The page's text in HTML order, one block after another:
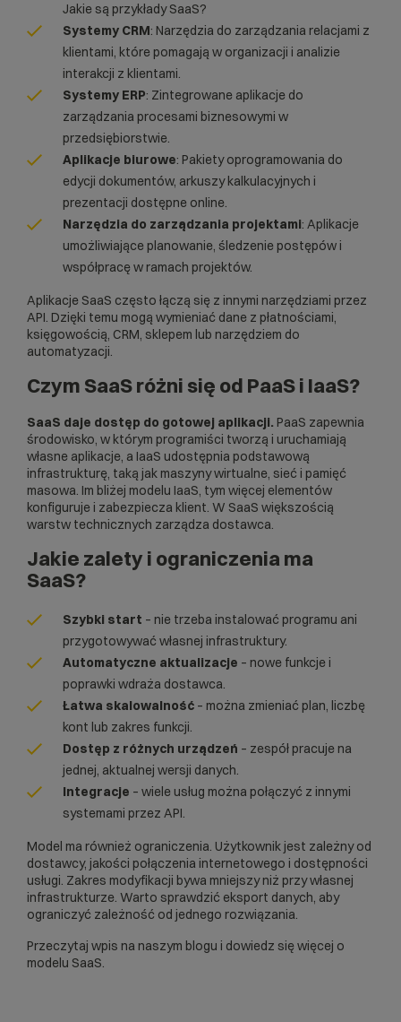
Jakie są przykłady SaaS?
Systemy CRM: Narzędzia do zarządzania relacjami z
klientami, które pomagają w organizacji i analizie
interakcji z klientami.​
Systemy ERP: Zintegrowane aplikacje do
zarządzania procesami biznesowymi w
przedsiębiorstwie.​
Aplikacje biurowe: Pakiety oprogramowania do
edycji dokumentów, arkuszy kalkulacyjnych i
prezentacji dostępne online.​
Narzędzia do zarządzania projektami: Aplikacje
umożliwiające planowanie, śledzenie postępów i
współpracę w ramach projektów.​
Aplikacje SaaS często łączą się z innymi narzędziami przez
API. Dzięki temu mogą wymieniać dane z płatnościami,
księgowością, CRM, sklepem lub narzędziem do
automatyzacji.
Czym SaaS różni się od PaaS i IaaS?
SaaS daje dostęp do gotowej aplikacji. PaaS zapewnia
środowisko, w którym programiści tworzą i uruchamiają
własne aplikacje, a IaaS udostępnia podstawową
infrastrukturę, taką jak maszyny wirtualne, sieć i pamięć
masowa. Im bliżej modelu IaaS, tym więcej elementów
konfiguruje i zabezpiecza klient. W SaaS większością
warstw technicznych zarządza dostawca.
Jakie zalety i ograniczenia ma
SaaS?
Szybki start – nie trzeba instalować programu ani
przygotowywać własnej infrastruktury.
Automatyczne aktualizacje – nowe funkcje i
poprawki wdraża dostawca.
Łatwa skalowalność – można zmieniać plan, liczbę
kont lub zakres funkcji.
Dostęp z różnych urządzeń – zespół pracuje na
jednej, aktualnej wersji danych.
Integracje – wiele usług można połączyć z innymi
systemami przez API.
Model ma również ograniczenia. Użytkownik jest zależny od
dostawcy, jakości połączenia internetowego i dostępności
usługi. Zakres modyfikacji bywa mniejszy niż przy własnej
infrastrukturze. Warto sprawdzić eksport danych, aby
ograniczyć zależność od jednego rozwiązania.
Przeczytaj wpis na naszym blogu i dowiedz się więcej o
modelu SaaS.